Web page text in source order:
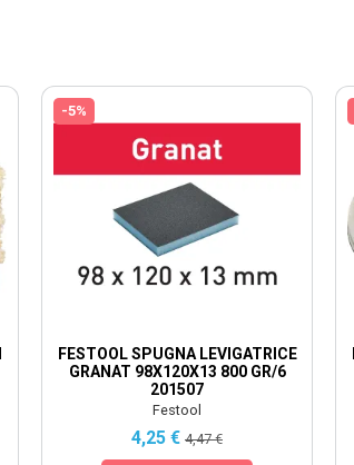
-5%
FESTOOL SPUGNA LEVIGATRICE
GRANAT 98X120X13 800 GR/6
201507
Festool
4,25 € 4,47 €